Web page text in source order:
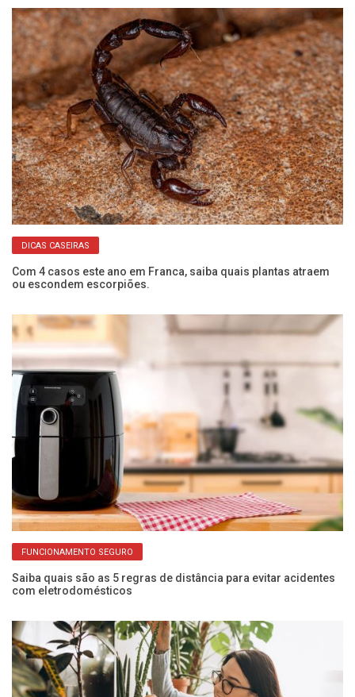
DICAS CASEIRAS
Com 4 casos este ano em Franca, saiba quais plantas atraem
ou escondem escorpiões.
FUNCIONAMENTO SEGURO
Saiba quais são as 5 regras de distância para evitar acidentes
com eletrodomésticos